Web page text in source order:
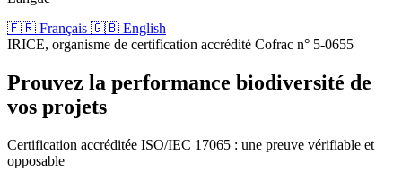
🇫🇷 Français 🇬🇧 English
IRICE, organisme de certification accrédité Cofrac n° 5-0655
Prouvez la performance biodiversité de
vos projets
Certification accréditée ISO/IEC 17065 : une preuve vérifiable et
opposable